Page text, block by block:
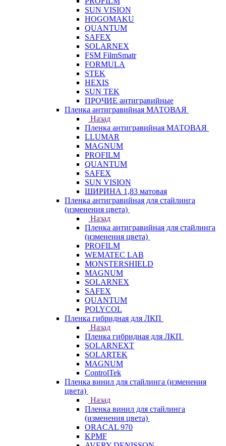
SUN VISION
HOGOMAKU
QUANTUM
SAFEX
SOLARNEX
FSM FilmSmatr
FORMULA
STEK
HEXIS
SUN TEK
ПРОЧИЕ антигравийные
Пленка антигравийная МАТОВАЯ
Назад
Пленка антигравийная МАТОВАЯ
LLUMAR
MAGNUM
PROFILM
QUANTUM
SAFEX
SUN VISION
ШИРИНА 1,83 матовая
Пленка антигравийная для стайлинга
(изменения цвета)
Назад
Пленка антигравийная для стайлинга
(изменения цвета)
PROFILM
WEMATEC LAB
MONSTERSHIELD
MAGNUM
SOLARNEX
SAFEX
QUANTUM
POLYCOL
Пленка гибридная для ЛКП
Назад
Пленка гибридная для ЛКП
SOLARNEXT
SOLARTEK
MAGNUM
ControlTek
Пленка винил для стайлинга (изменения
цвета)
Назад
Пленка винил для стайлинга
(изменения цвета)
ORACAL 970
KPMF